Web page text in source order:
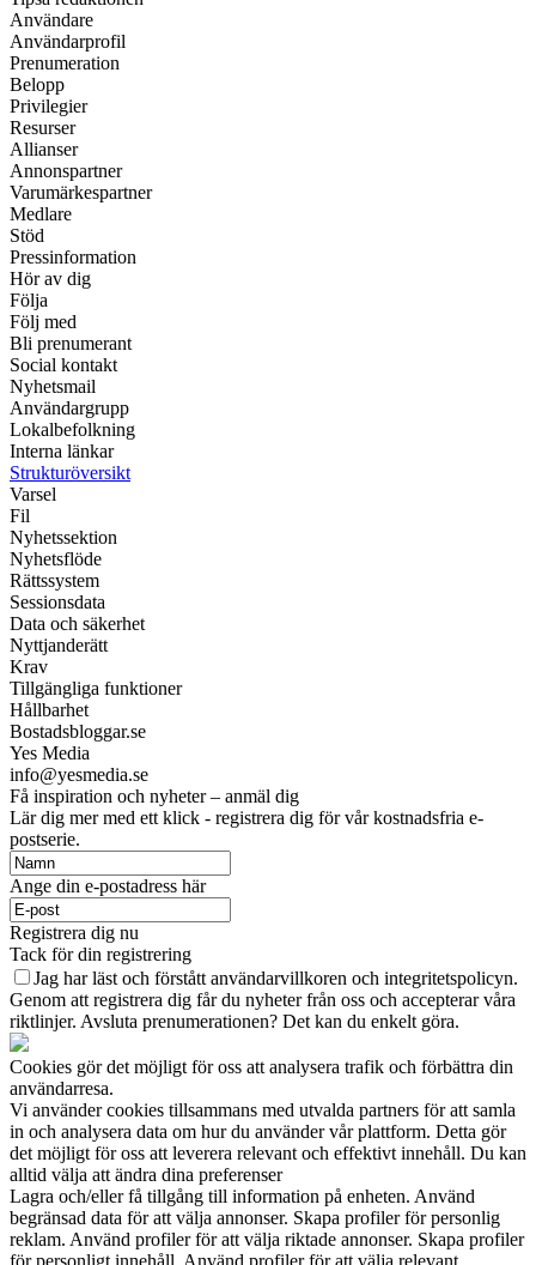
Användare
Användarprofil
Prenumeration
Belopp
Privilegier
Resurser
Allianser
Annonspartner
Varumärkespartner
Medlare
Stöd
Pressinformation
Hör av dig
Följa
Följ med
Bli prenumerant
Social kontakt
Nyhetsmail
Användargrupp
Lokalbefolkning
Interna länkar
Strukturöversikt
Varsel
Fil
Nyhetssektion
Nyhetsflöde
Rättssystem
Sessionsdata
Data och säkerhet
Nyttjanderätt
Krav
Tillgängliga funktioner
Hållbarhet
Bostadsbloggar.se
Yes Media
info@yesmedia.se
Få inspiration och nyheter – anmäl dig
Lär dig mer med ett klick - registrera dig för vår kostnadsfria e-
postserie.
Ange din e-postadress här
Registrera dig nu
Tack för din registrering
Jag har läst och förstått användarvillkoren och integritetspolicyn.
Genom att registrera dig får du nyheter från oss och accepterar våra
riktlinjer. Avsluta prenumerationen? Det kan du enkelt göra.
Cookies gör det möjligt för oss att analysera trafik och förbättra din
användarresa.
Vi använder cookies tillsammans med utvalda partners för att samla
in och analysera data om hur du använder vår plattform. Detta gör
det möjligt för oss att leverera relevant och effektivt innehåll. Du kan
alltid välja att ändra dina preferenser
Lagra och/eller få tillgång till information på enheten. Använd
begränsad data för att välja annonser. Skapa profiler för personlig
reklam. Använd profiler för att välja riktade annonser. Skapa profiler
för personligt innehåll. Använd profiler för att välja relevant